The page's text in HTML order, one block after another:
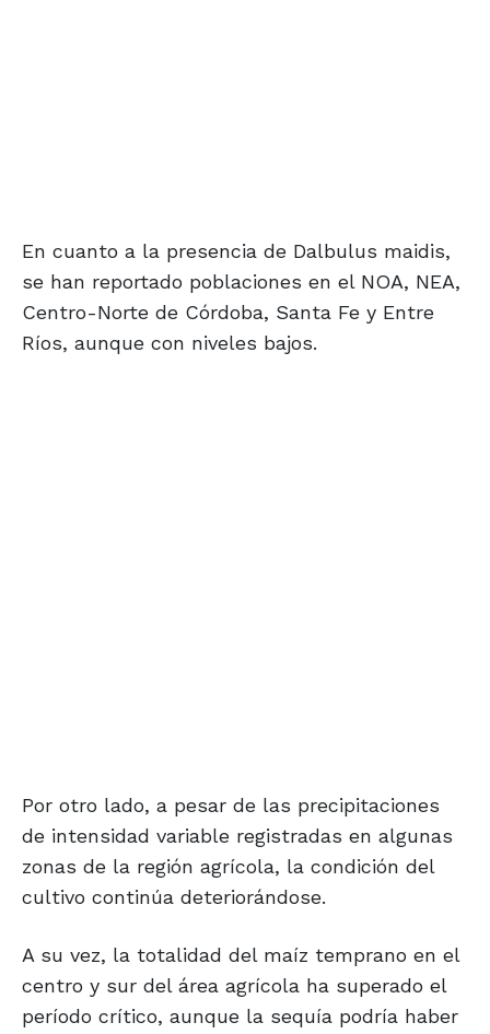
En cuanto a la presencia de Dalbulus maidis,
se han reportado poblaciones en el NOA, NEA,
Centro-Norte de Córdoba, Santa Fe y Entre
Ríos, aunque con niveles bajos.
Por otro lado, a pesar de las precipitaciones
de intensidad variable registradas en algunas
zonas de la región agrícola, la condición del
cultivo continúa deteriorándose.
A su vez, la totalidad del maíz temprano en el
centro y sur del área agrícola ha superado el
período crítico, aunque la sequía podría haber